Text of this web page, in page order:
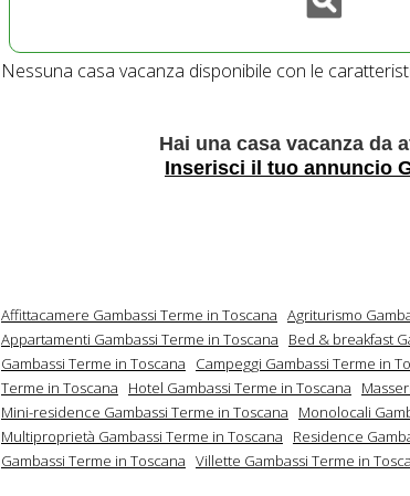
Nessuna casa vacanza disponibile con le
Hai una casa vacanza da
Inserisci il tuo annuncio
Affittacamere Gambassi Terme in Toscana Agriturismo
Appartamenti Gambassi Terme in Toscana
Bed & breakfast
Gambassi Terme in Toscana
Campeggi Gambassi Terme in
Terme in Toscana
Hotel Gambassi Terme in Toscana
Mini-residence Gambassi Terme in Toscana
Monolocali
Multiproprietà Gambassi Terme in Toscana
Residence
Gambassi Terme in Toscana Villette Gambassi Terme in